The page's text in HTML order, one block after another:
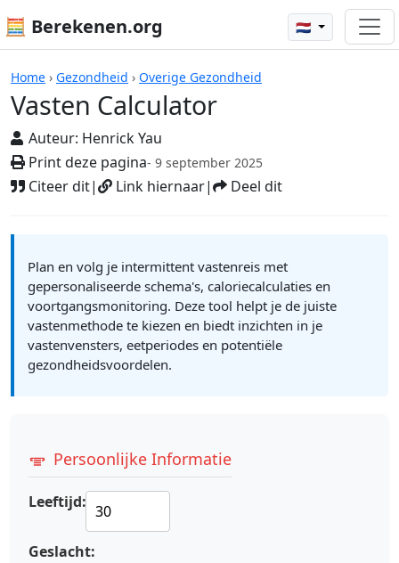
🧮 Berekenen.org 🇳🇱
Home › Gezondheid › Overige Gezondheid
Vasten Calculator
Auteur: Henrick Yau
Print deze pagina- 9 september 2025
Citeer dit| Link hiernaar| Deel dit
Rekenmachines
Plan en volg je intermittent vastenreis met
gepersonaliseerde schema's, caloriecalculaties en
voortgangsmonitoring. Deze tool helpt je de juiste
vastenmethode te kiezen en biedt inzichten in je
vastenvensters, eetperiodes en potentiële
gezondheidsvoordelen.
Persoonlijke Informatie
Leeftijd:
Geslacht: